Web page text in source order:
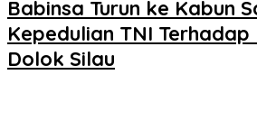
Babinsa Turun ke Kabun
Kepedulian TNI Terhadap
Dolok Silau